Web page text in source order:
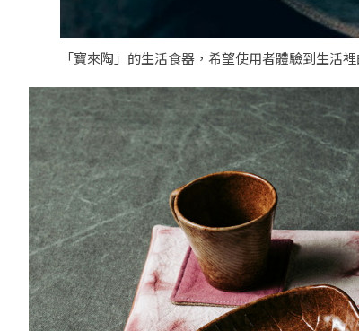
「寶來陶」的生活食器，希望使用者體驗到生活